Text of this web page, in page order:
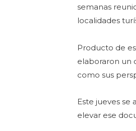
semanas
localidades
Producto de
elaboraron un
como sus
Este jueves
elevar ese